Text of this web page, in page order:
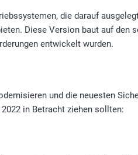
die darauf
Diese Version baut auf den
entwickelt wurden.
und die neuesten
in Betracht ziehen sollten: